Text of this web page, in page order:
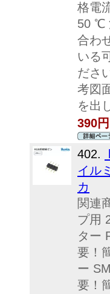
格電
50 ℃
合わ
いる
ださ
考図
を出
390円
402.
イル
カ
関連
プ用
ター
要！
ー
要！